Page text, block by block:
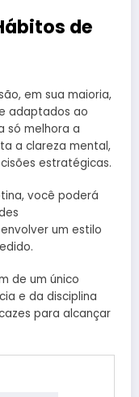
de
em sua maioria,
adaptados ao
só melhora a
a clareza mental,
estratégicas.
você poderá
um estilo
de um único
e da disciplina
para alcançar